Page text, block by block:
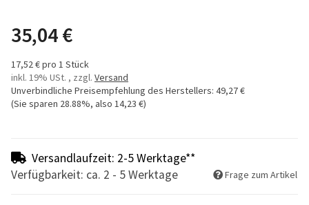
35,04 €
17,52 € pro 1 Stück
inkl. 19% USt. , zzgl. Versand
Unverbindliche Preisempfehlung des Herstellers: 49,27 €
(Sie sparen 28.88%, also 14,23 €)
Versandlaufzeit: 2-5 Werktage**
Verfügbarkeit: ca. 2 - 5 Werktage
Frage zum Artikel